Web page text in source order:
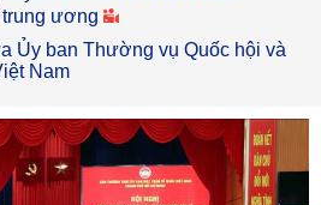
trung ương
Ủy ban Thường vụ Quốc hội và
Nam